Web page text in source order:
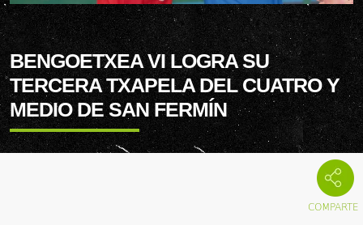
BENGOETXEA VI LOGRA SU
TERCERA TXAPELA DEL CUATRO Y
MEDIO DE SAN FERMÍN